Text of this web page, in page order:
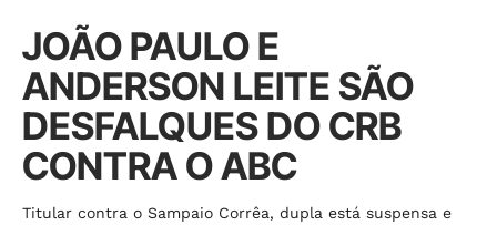
JOÃO PAULO E
ANDERSON LEITE SÃO
DESFALQUES DO CRB
CONTRA O ABC
Titular contra o Sampaio Corrêa, dupla está suspensa e